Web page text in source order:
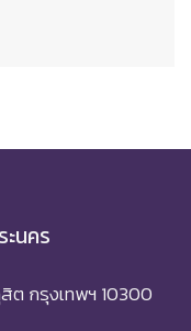
นคร
ต กรุงเทพฯ 10300